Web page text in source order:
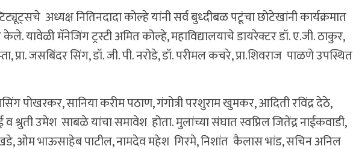
अध्यक्ष नितिनदादा कोल्हे यांनी सर्व बुध्दीबळ पटूंचा छोटेखांनी कार्यक्रमात
यावेळी मॅनेजिंग ट्रस्टी अमित कोल्हे, महाविद्यालयाचे डायरेक्टर डॉ. ए.जी. ठाकुर,
प्रा. जसबिंदर सिंग, डॉ. जी. पी. नरोडे, डॉ. परीमल कचरे, प्रा.शिवराज पाळणे उपस्थित
पोखरकर, सानिया करीम पठाण, गंगोत्री परशुराम खुमकर, आदिती रविंद्र देठे,
व श्रुती उमेश साबळे यांचा समावेश होता. मुलांच्या संघात स्वप्निल जितेंद्र नाईकवाडी,
ओम भाऊसाहेब पाटील, नामदेव महेश गिरमे, निशांत कैलास भांड, सचिन अनिल